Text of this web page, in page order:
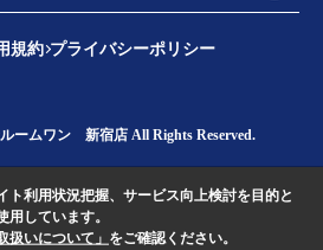
規約 プライバシーポリシー
ームワン 新宿店 All Rights Reserved.
ト利用状況把握、サービス向上検討を目的と
用しています。
扱いについて」 をご確認ください。